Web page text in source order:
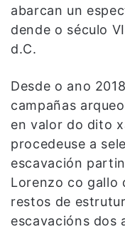
abarcan un
dende o século
d.C.
Desde o ano
campañas
en valor do dito
procedeuse a
escavación
Lorenzo co gallo
restos de
escavacións dos